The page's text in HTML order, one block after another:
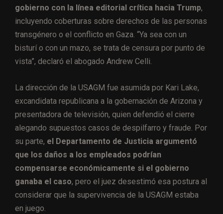
gobierno con la línea editorial crítica hacia Trump,
incluyendo coberturas sobre derechos de las personas
transgénero o el conflicto en Gaza. “Ya sea con un
bisturí o con un mazo, se trata de censura por punto de
vista”, declaró el abogado Andrew Celli.
La dirección de la USAGM fue asumida por Kari Lake,
excandidata republicana a la gobernación de Arizona y
presentadora de televisión, quien defendió el cierre
alegando supuestos casos de despilfarro y fraude. Por
su parte, el Departamento de Justicia argumentó
que los daños a los empleados podrían
compensarse económicamente si el gobierno
ganaba el caso, pero el juez desestimó esa postura al
considerar que la supervivencia de la USAGM estaba
en juego.